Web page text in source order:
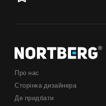
Про нас
Сторінка дизайнера
Де придбати